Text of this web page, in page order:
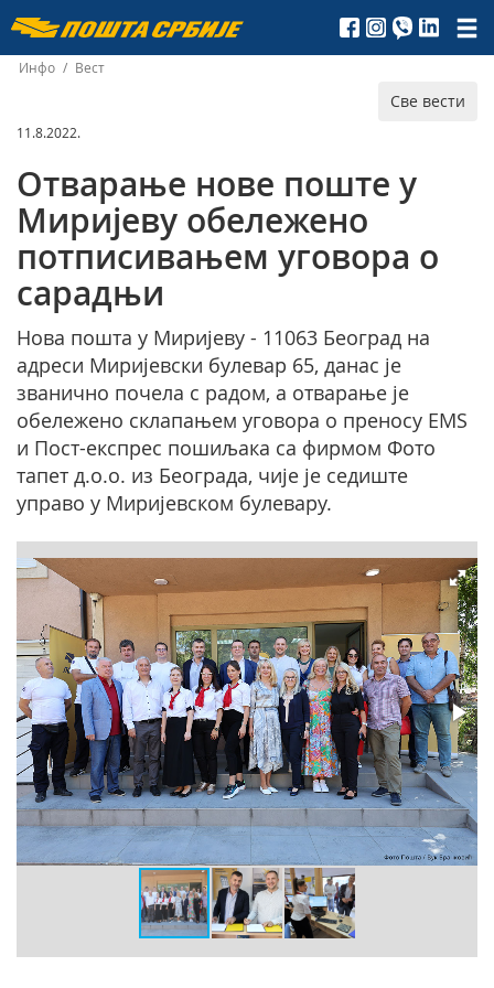
Пошта
Србије
д.о.о.
Инфо / Вест
Све вести
11.8.2022.
Отварање нове поште у
Миријеву обележено
потписивањем уговора о
сарадњи
Нова пошта у Миријеву - 11063 Београд на
адреси Миријевски булевар 65, данас је
званично почела с радом, а отварање је
обележено склапањем уговора о преносу EMS
и Пост-експрес пошиљака са фирмом Фото
тапет д.о.о. из Београда, чије је седиште
управо у Миријевском булевару.